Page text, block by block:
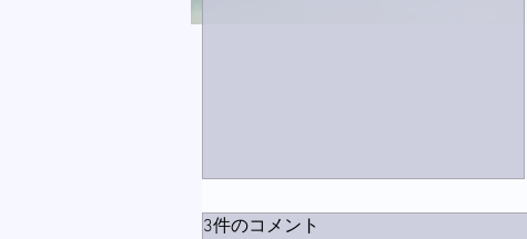
3件のコメント